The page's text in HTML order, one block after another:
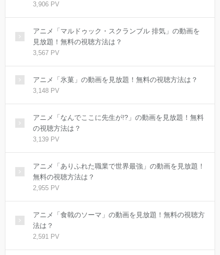
3,906 PV
アニメ「マルドゥック・スクランブル 排気」の動画を
見放題！無料の視聴方法は？
3,567 PV
アニメ「氷菓」の動画を見放題！無料の視聴方法は？
3,148 PV
アニメ「なんでここに先生が!?」の動画を見放題！無料
の視聴方法は？
3,139 PV
アニメ「ありふれた職業で世界最強」の動画を見放題！
無料の視聴方法は？
2,955 PV
アニメ「食戟のソーマ」の動画を見放題！無料の視聴方
法は？
2,591 PV